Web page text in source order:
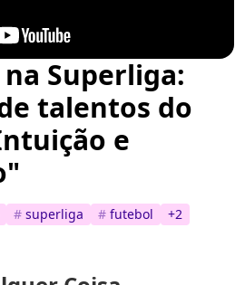
Superliga:
talentos do
e
# superliga # futebol +2